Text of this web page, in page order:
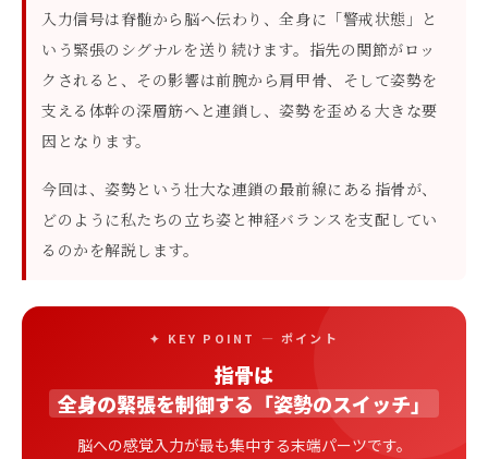
入力信号は脊髄から脳へ伝わり、全身に「警戒状態」と
いう緊張のシグナルを送り続けます。指先の関節がロッ
クされると、その影響は前腕から肩甲骨、そして姿勢を
支える体幹の深層筋へと連鎖し、姿勢を歪める大きな要
因となります。
今回は、姿勢という壮大な連鎖の最前線にある指骨が、
どのように私たちの立ち姿と神経バランスを支配してい
るのかを解説します。
✦ KEY POINT — ポイント
指骨は
全身の緊張を制御する「姿勢のスイッチ」
脳への感覚入力が最も集中する末端パーツです。